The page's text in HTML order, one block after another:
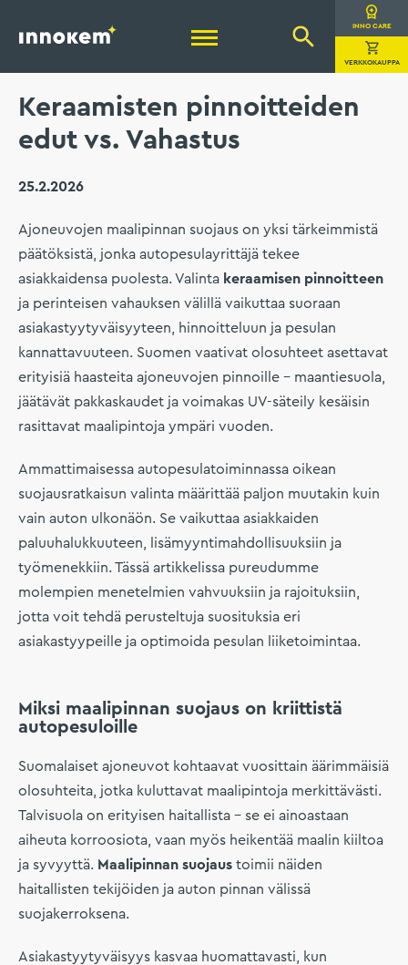
Innokem Oy INNO CARE
VERKKOKAUPPA
Keraamisten pinnoitteiden
edut vs. Vahastus
25.2.2026
Ajoneuvojen maalipinnan suojaus on yksi tärkeimmistä
päätöksistä, jonka autopesulayrittäjä tekee
asiakkaidensa puolesta. Valinta keraamisen pinnoitteen
ja perinteisen vahauksen välillä vaikuttaa suoraan
asiakastyytyväisyyteen, hinnoitteluun ja pesulan
kannattavuuteen. Suomen vaativat olosuhteet asettavat
erityisiä haasteita ajoneuvojen pinnoille – maantiesuola,
jäätävät pakkaskaudet ja voimakas UV-säteily kesäisin
rasittavat maalipintoja ympäri vuoden.
Ammattimaisessa autopesulatoiminnassa oikean
suojausratkaisun valinta määrittää paljon muutakin kuin
vain auton ulkonäön. Se vaikuttaa asiakkaiden
paluuhalukkuuteen, lisämyyntimahdollisuuksiin ja
työmenekkiin. Tässä artikkelissa pureudumme
molempien menetelmien vahvuuksiin ja rajoituksiin,
jotta voit tehdä perusteltuja suosituksia eri
asiakastyypeille ja optimoida pesulan liiketoimintaa.
Miksi maalipinnan suojaus on kriittistä
autopesuloille
Suomalaiset ajoneuvot kohtaavat vuosittain äärimmäisiä
olosuhteita, jotka kuluttavat maalipintoja merkittävästi.
Talvisuola on erityisen haitallista – se ei ainoastaan
aiheuta korroosiota, vaan myös heikentää maalin kiiltoa
ja syvyyttä. Maalipinnan suojaus toimii näiden
haitallisten tekijöiden ja auton pinnan välissä
suojakerroksena.
Asiakastyytyväisyys kasvaa huomattavasti, kun